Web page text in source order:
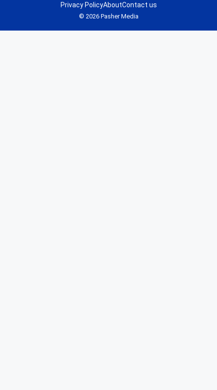
© 2026 Pasher Media
Privacy PolicyAboutContact us